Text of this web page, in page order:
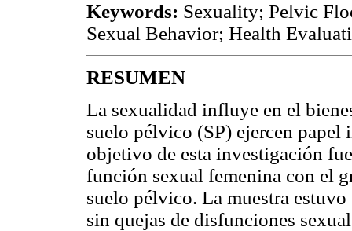
Keywords: Sexuality; Pelvic
Sexual Behavior; Health
RESUMEN
La sexualidad influye en el
suelo pélvico (SP) ejercen papel
objetivo de esta investigación
función sexual femenina con el
suelo pélvico. La muestra
sin quejas de disfunciones